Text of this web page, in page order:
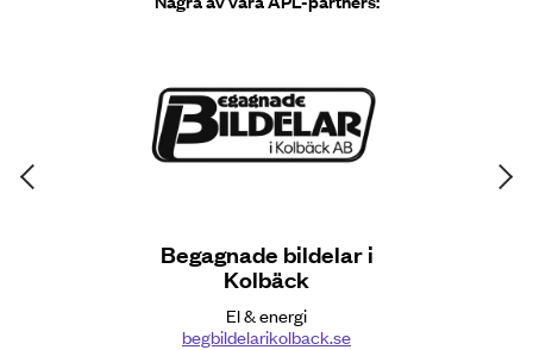
Begagnade bildelar i
Kolbäck
El & energi
begbildelarikolback.se